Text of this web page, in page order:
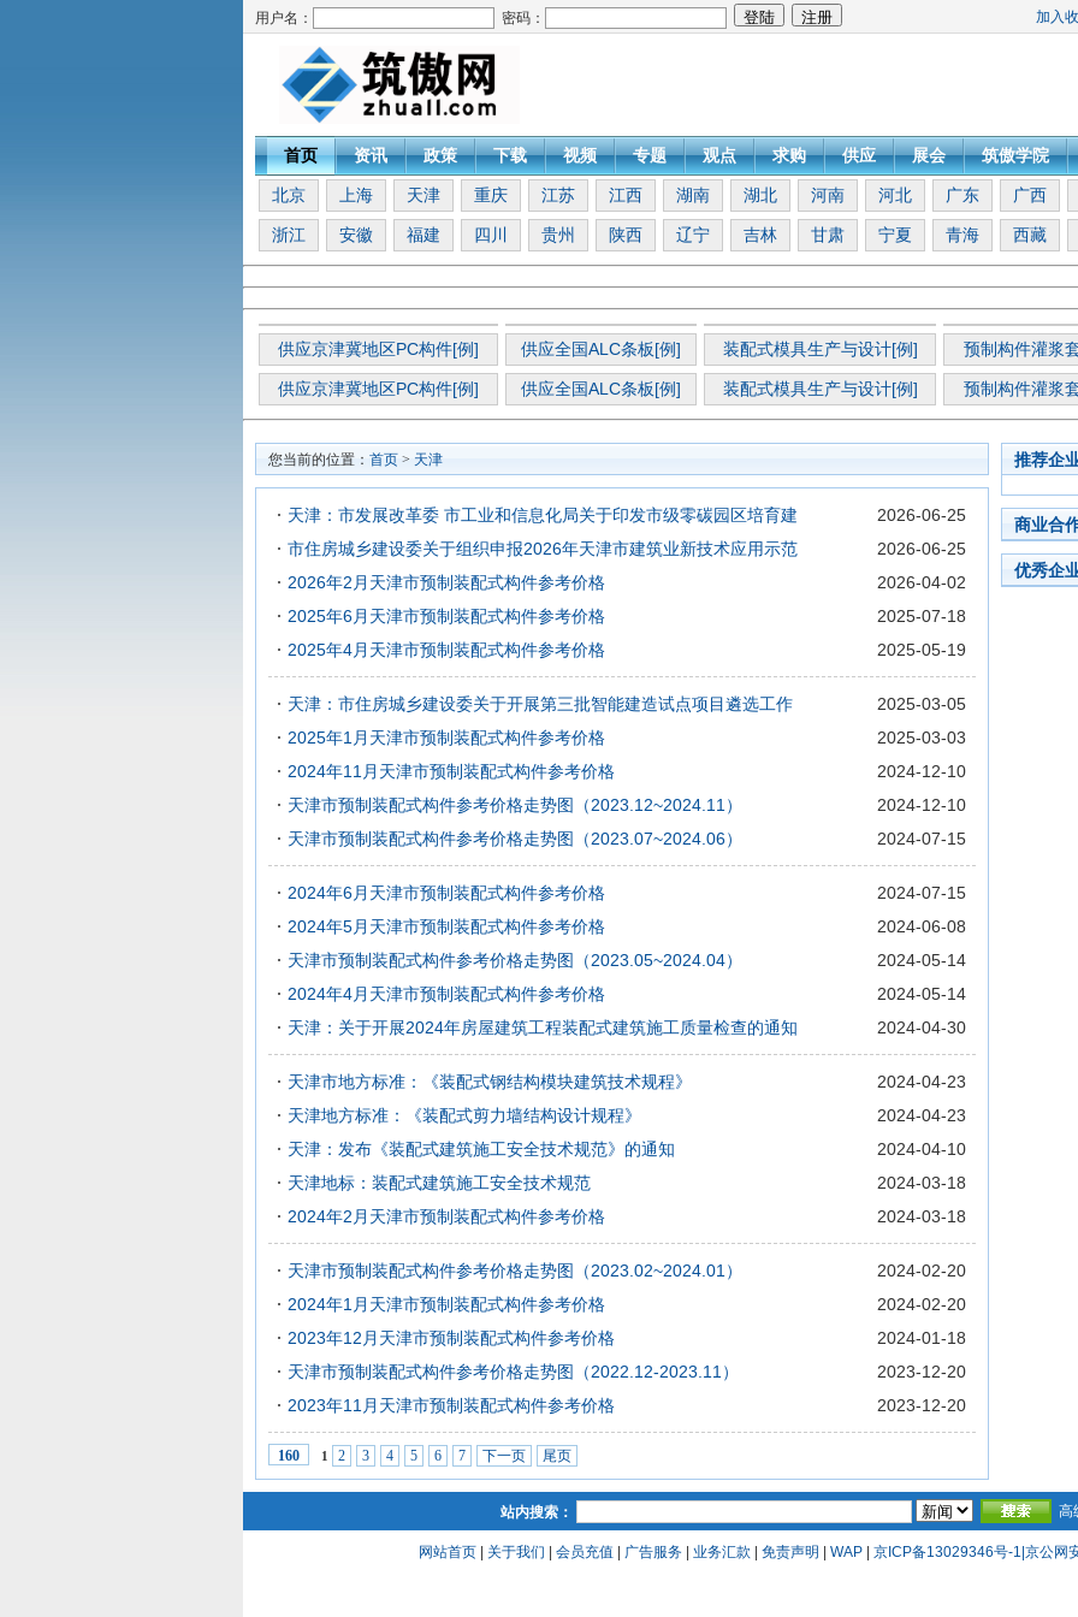
用户名： 密码： 加入
首页 资讯 政策 下载 视频 专题 观点 求购 供应 展会 筑傲学院
北京 上海 天津 重庆 江苏 江西 湖南 湖北 河南 河北 广东 广西
浙江 安徽 福建 四川 贵州 陕西 辽宁 吉林 甘肃 宁夏 青海 西藏
供应京津冀地区PC构件[例] 供应全国ALC条板[例] 装配式模具生产与设计[例] 预制构件灌浆
供应京津冀地区PC构件[例] 供应全国ALC条板[例] 装配式模具生产与设计[例] 预制构件灌浆
您当前的位置： 首页 > 天津
天津：市发展改革委 市工业和信息化局关于印发市级零碳园区培育建
2026-06-25
市住房城乡建设委关于组织申报2026年天津市建筑业新技术应用示范
2026-06-25
2026年2月天津市预制装配式构件参考价格
2026-04-02
2025年6月天津市预制装配式构件参考价格
2025-07-18
2025年4月天津市预制装配式构件参考价格
2025-05-19
天津：市住房城乡建设委关于开展第三批智能建造试点项目遴选工作
2025-03-05
2025年1月天津市预制装配式构件参考价格
2025-03-03
2024年11月天津市预制装配式构件参考价格
2024-12-10
天津市预制装配式构件参考价格走势图（2023.12~2024.11）
2024-12-10
天津市预制装配式构件参考价格走势图（2023.07~2024.06）
2024-07-15
2024年6月天津市预制装配式构件参考价格
2024-07-15
2024年5月天津市预制装配式构件参考价格
2024-06-08
天津市预制装配式构件参考价格走势图（2023.05~2024.04）
2024-05-14
2024年4月天津市预制装配式构件参考价格
2024-05-14
天津：关于开展2024年房屋建筑工程装配式建筑施工质量检查的通知
2024-04-30
天津市地方标准：《装配式钢结构模块建筑技术规程》
2024-04-23
天津地方标准：《装配式剪力墙结构设计规程》
2024-04-23
天津：发布《装配式建筑施工安全技术规范》的通知
2024-04-10
天津地标：装配式建筑施工安全技术规范
2024-03-18
2024年2月天津市预制装配式构件参考价格
2024-03-18
天津市预制装配式构件参考价格走势图（2023.02~2024.01）
2024-02-20
2024年1月天津市预制装配式构件参考价格
2024-02-20
2023年12月天津市预制装配式构件参考价格
2024-01-18
天津市预制装配式构件参考价格走势图（2022.12-2023.11）
2023-12-20
2023年11月天津市预制装配式构件参考价格
2023-12-20
160 1 2 3 4 5 6 7 下一页 尾页
推荐企
商业合
优秀企
站内搜索： 高
网站首页 关于我们 会员充值 广告服务 业务汇款 免责声明 WAP 京ICP备13029346号-1|京公网